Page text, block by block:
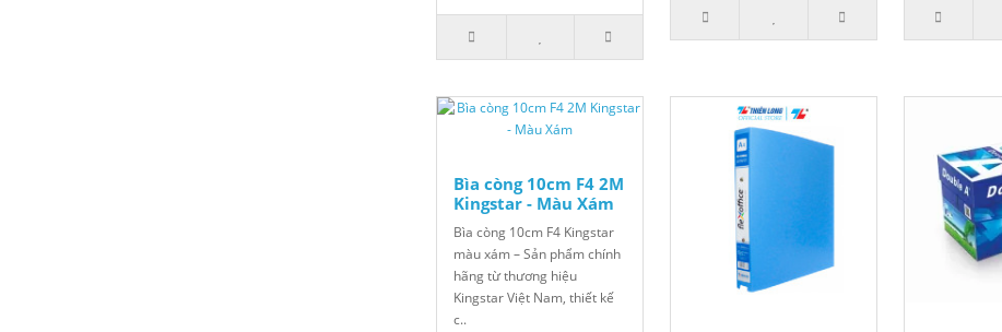
Bìa còng 10cm F4 2M
Kingstar - Màu Xám
Bìa còng 10cm F4 Kingstar
màu xám – Sản phẩm chính
hãng từ thương hiệu
Kingstar Việt Nam, thiết kế
c..